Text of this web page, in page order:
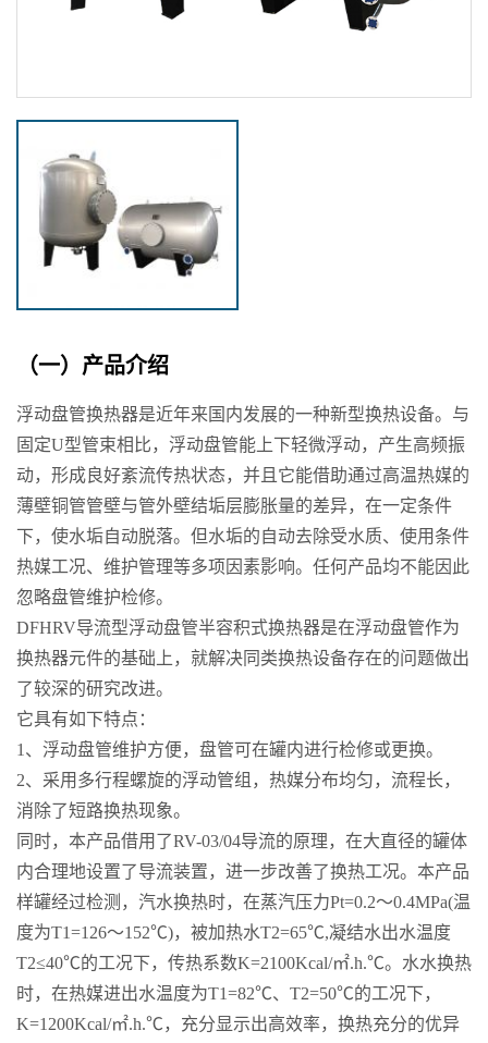
（一）产品介绍
浮动盘管换热器是近年来国内发展的一种新型换热设备。与
固定U型管束相比，浮动盘管能上下轻微浮动，产生高频振
动，形成良好紊流传热状态，并且它能借助通过高温热媒的
薄壁铜管管壁与管外壁结垢层膨胀量的差异，在一定条件
下，使水垢自动脱落。但水垢的自动去除受水质、使用条件
热媒工况、维护管理等多项因素影响。任何产品均不能因此
忽略盘管维护检修。
DFHRV导流型浮动盘管半容积式换热器是在浮动盘管作为
换热器元件的基础上，就解决同类换热设备存在的问题做出
了较深的研究改进。
它具有如下特点：
1、浮动盘管维护方便，盘管可在罐内进行检修或更换。
2、采用多行程螺旋的浮动管组，热媒分布均匀，流程长，
消除了短路换热现象。
同时，本产品借用了RV-03/04导流的原理，在大直径的罐体
内合理地设置了导流装置，进一步改善了换热工况。本产品
样罐经过检测，汽水换热时，在蒸汽压力Pt=0.2～0.4MPa(温
度为T1=126～152℃)，被加热水T2=65℃,凝结水出水温度
T2≤40℃的工况下，传热系数K=2100Kcal/㎡.h.℃。水水换热
时，在热媒进出水温度为T1=82℃、T2=50℃的工况下，
K=1200Kcal/㎡.h.℃，充分显示出高效率，换热充分的优异